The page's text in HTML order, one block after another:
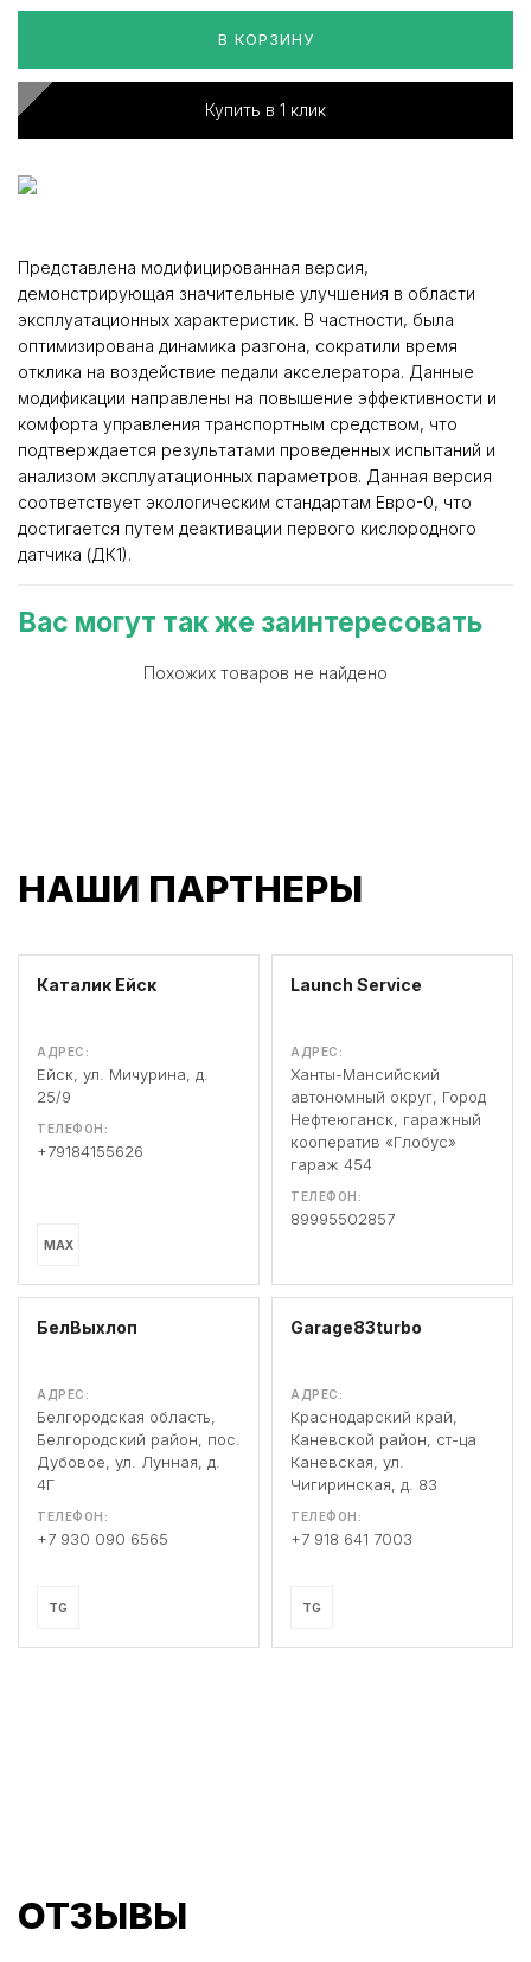
В КОРЗИНУ
Купить в 1 клик
Представлена модифицированная версия,
демонстрирующая значительные улучшения в области
эксплуатационных характеристик. В частности, была
оптимизирована динамика разгона, сократили время
отклика на воздействие педали акселератора. Данные
модификации направлены на повышение эффективности и
комфорта управления транспортным средством, что
подтверждается результатами проведенных испытаний и
анализом эксплуатационных параметров. Данная версия
соответствует экологическим стандартам Евро-0, что
достигается путем деактивации первого кислородного
датчика (ДК1).
Вас могут так же заинтересовать
Похожих товаров не найдено
НАШИ ПАРТНЕРЫ
Каталик Ейск
АДРЕС:
Ейск, ул. Мичурина, д.
25/9
ТЕЛЕФОН:
+79184155626
MAX
Launch Service
АДРЕС:
Ханты-Мансийский
автономный округ, Город
Нефтеюганск, гаражный
кооператив «Глобус»
гараж 454
ТЕЛЕФОН:
89995502857
БелВыхлоп
АДРЕС:
Белгородская область,
Белгородский район, пос.
Дубовое, ул. Лунная, д.
4Г
ТЕЛЕФОН:
+7 930 090 6565
TG
Garage83turbo
АДРЕС:
Краснодарский край,
Каневской район, ст-ца
Каневская, ул.
Чигиринская, д. 83
ТЕЛЕФОН:
+7 918 641 7003
TG
ОТЗЫВЫ